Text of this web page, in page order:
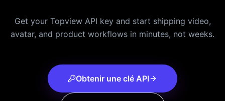
Get your Topview API key and start shipping video,
avatar, and product workflows in minutes, not weeks.
Obtenir une clé API